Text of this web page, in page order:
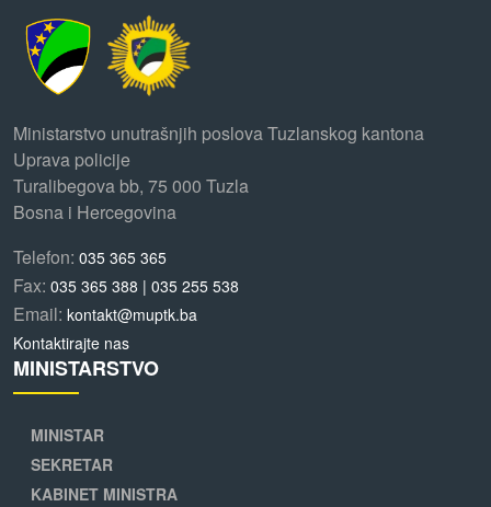
Ministarstvo unutrašnjih poslova Tuzlanskog kantona
Uprava policije
Turalibegova bb, 75 000 Tuzla
Bosna i Hercegovina
Telefon: 035 365 365
Fax: 035 365 388 | 035 255 538
Email: kontakt@muptk.ba
Kontaktirajte nas
MINISTARSTVO
MINISTAR
SEKRETAR
KABINET MINISTRA